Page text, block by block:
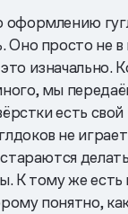
оформлению
Оно просто не
изначально.
мы
есть
не
К тому же
понятно,